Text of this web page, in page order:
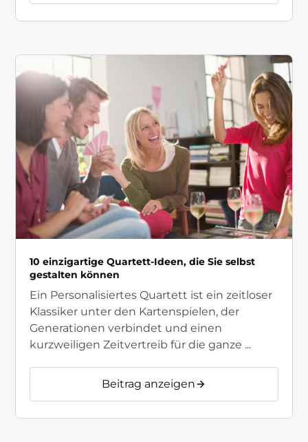
10 einzigartige Quartett-Ideen, die Sie selbst
gestalten können
Ein Personalisiertes Quartett ist ein zeitloser
Klassiker unter den Kartenspielen, der
Generationen verbindet und einen
kurzweiligen Zeitvertreib für die ganze ...
Beitrag anzeigen